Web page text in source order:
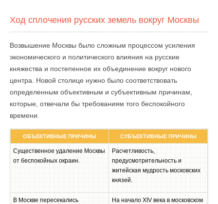
Ход сплочения русских земель вокруг Москвы
Возвышение Москвы было сложным процессом усиления
экономического и политического влияния на русские
княжества и постепенное их объединение вокруг нового
центра. Новой столице нужно было соответствовать
определенным объективным и субъективным причинам,
которые, отвечали бы требованиям того беспокойного
времени.
ОБЪЕКТИВНЫЕ ПРИЧИНЫ СУБЪЕКТИВНЫЕ ПРИЧИНЫ
Существенное удаление Москвы
от беспокойных окраин.
Расчетливость,
предусмотрительность и
житейская мудрость московских
князей.
В Москве пересекались
На начало XIV века в московском